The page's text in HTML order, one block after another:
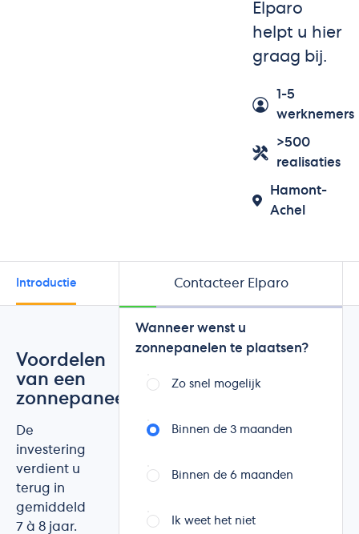
Elparo
helpt u hier
graag bij.
1-5
werknemers
>500
realisaties
Hamont-
Achel
Introductie Beoordelingen
Contacteer Elparo
Voordelen
van een
zonnepaneelinstallatie
De
investering
verdient u
terug in
gemiddeld
7 à 8 jaar.
Wanneer wenst u
zonnepanelen te plaatsen?
Zo snel mogelijk
Binnen de 3 maanden
Binnen de 6 maanden
Ik weet het niet